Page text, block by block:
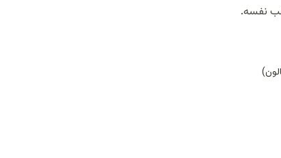
نفسه.